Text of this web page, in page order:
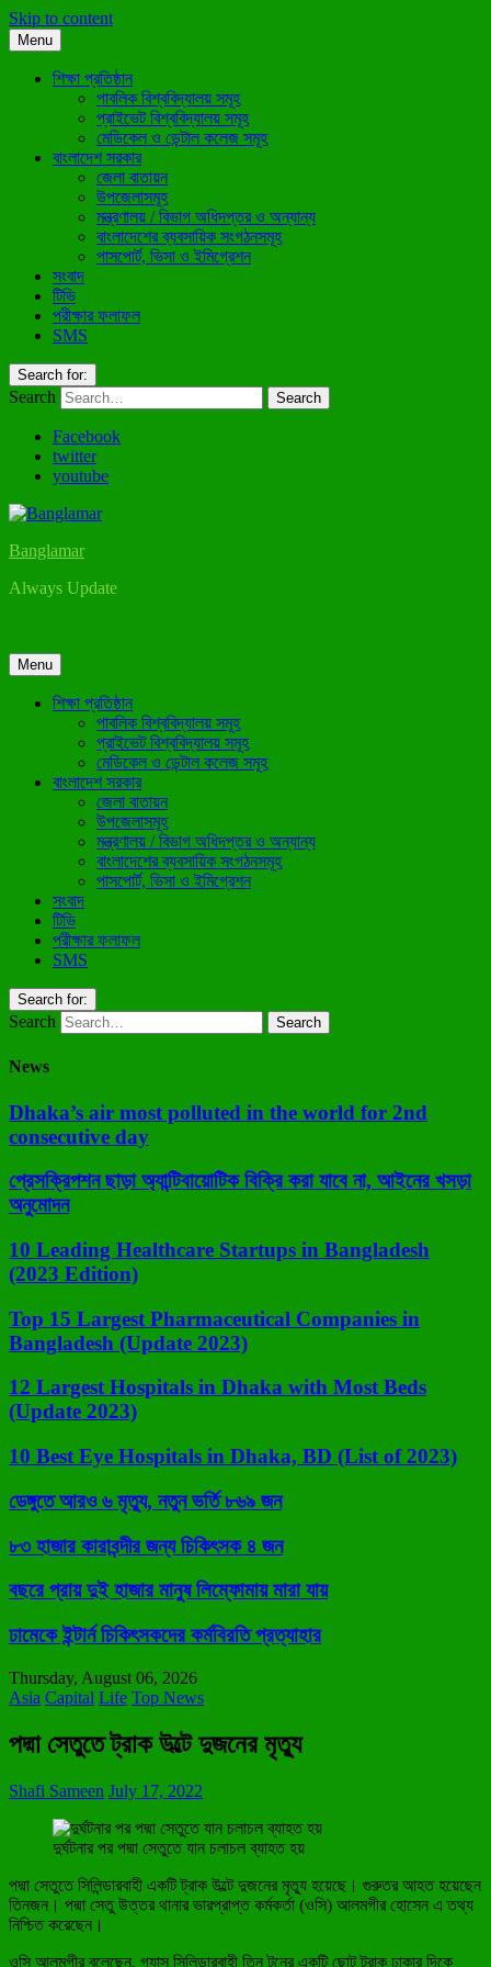
Skip to content
Menu
শিক্ষা প্রতিষ্ঠান
পাবলিক বিশ্ববিদ্যালয় সমূহ
প্রাইভেট বিশ্ববিদ্যালয় সমূহ
মেডিকেল ও ডেন্টাল কলেজ সমূহ
বাংলাদেশ সরকার
জেলা বাতায়ন
উপজেলাসমূহ
মন্ত্রণালয় / বিভাগ অধিদপ্তর ও অন্যান্য
বাংলাদেশের ব্যবসায়িক সংগঠনসমূহ
পাসপোর্ট, ভিসা ও ইমিগ্রেশন
সংবাদ
টিভি
পরীক্ষার ফলাফল
SMS
Search for:
Search
Facebook
twitter
youtube
Banglamar
Always Update
Menu
শিক্ষা প্রতিষ্ঠান
পাবলিক বিশ্ববিদ্যালয় সমূহ
প্রাইভেট বিশ্ববিদ্যালয় সমূহ
মেডিকেল ও ডেন্টাল কলেজ সমূহ
বাংলাদেশ সরকার
জেলা বাতায়ন
উপজেলাসমূহ
মন্ত্রণালয় / বিভাগ অধিদপ্তর ও অন্যান্য
বাংলাদেশের ব্যবসায়িক সংগঠনসমূহ
পাসপোর্ট, ভিসা ও ইমিগ্রেশন
সংবাদ
টিভি
পরীক্ষার ফলাফল
SMS
Search for:
Search
News
Dhaka’s air most polluted in the world for 2nd
consecutive day
প্রেসক্রিপশন ছাড়া অ্যান্টিবায়োটিক বিক্রি করা যাবে না, আইনের খসড়া
অনুমোদন
10 Leading Healthcare Startups in Bangladesh
(2023 Edition)
Top 15 Largest Pharmaceutical Companies in
Bangladesh (Update 2023)
12 Largest Hospitals in Dhaka with Most Beds
(Update 2023)
10 Best Eye Hospitals in Dhaka, BD (List of 2023)
ডেঙ্গুতে আরও ৬ মৃত্যু, নতুন ভর্তি ৮৬৯ জন
৮৩ হাজার কারাবন্দীর জন্য চিকিৎসক ৪ জন
বছরে প্রায় দুই হাজার মানুষ লিম্ফোমায় মারা যায়
ঢামেকে ইন্টার্ন চিকিৎসকদের কর্মবিরতি প্রত্যাহার
Thursday, August 06, 2026
Asia Capital Life Top News
পদ্মা সেতুতে ট্রাক উল্টে দুজনের মৃত্যু
Shafi Sameen July 17, 2022
দুর্ঘটনার পর পদ্মা সেতুতে যান চলাচল ব্যাহত হয়
পদ্মা সেতুতে সিলিন্ডারবাহী একটি ট্রাক উল্টে দুজনের মৃত্যু হয়েছে। গুরুতর আহত হয়েছেন
তিনজন। পদ্মা সেতু উত্তর থানার ভারপ্রাপ্ত কর্মকর্তা (ওসি) আলমগীর হোসেন এ তথ্য
নিশ্চিত করেছেন।
ওসি আলমগীর বলেছেন, গ্যাস সিলিন্ডারবাহী তিন টনের একটি ছোট ট্রাক ঢাকার দিকে